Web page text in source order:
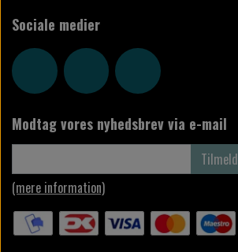
Sociale medier
Modtag vores nyhedsbrev via e-mail
Tilmeld
(mere information)